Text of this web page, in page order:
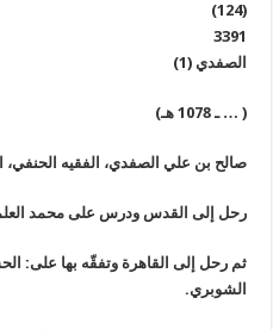
(124)
3391
الصفدي (1)
( … ـ 1078 هـ)
صالح بن علي الصفدي، الفقيه الحنفي،
رحل إلى القدس ودرس على محمد
ثم رحل إلى القاهرة وتفقّه بها على:
الشوبري.